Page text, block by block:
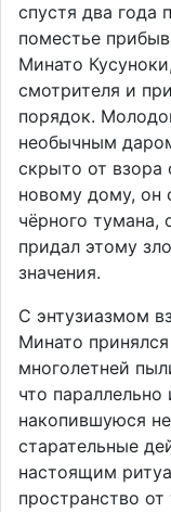
спустя два года
поместье
Минато
смотрителя и
порядок.
необычным
скрыто от
новому дому, он
чёрного тумана,
придал этому
значения.
С энтузиазмом
Минато
многолетней
что параллельно
накопившуюся
старательные
настоящим
пространство